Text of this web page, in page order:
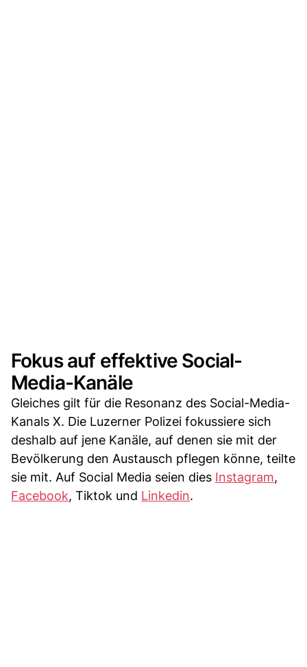
Fokus auf effektive Social-
Media-Kanäle
Gleiches gilt für die Resonanz des Social-Media-
Kanals X. Die Luzerner Polizei fokussiere sich
deshalb auf jene Kanäle, auf denen sie mit der
Bevölkerung den Austausch pflegen könne, teilte
sie mit. Auf Social Media seien dies Instagram,
Facebook, Tiktok und Linkedin.